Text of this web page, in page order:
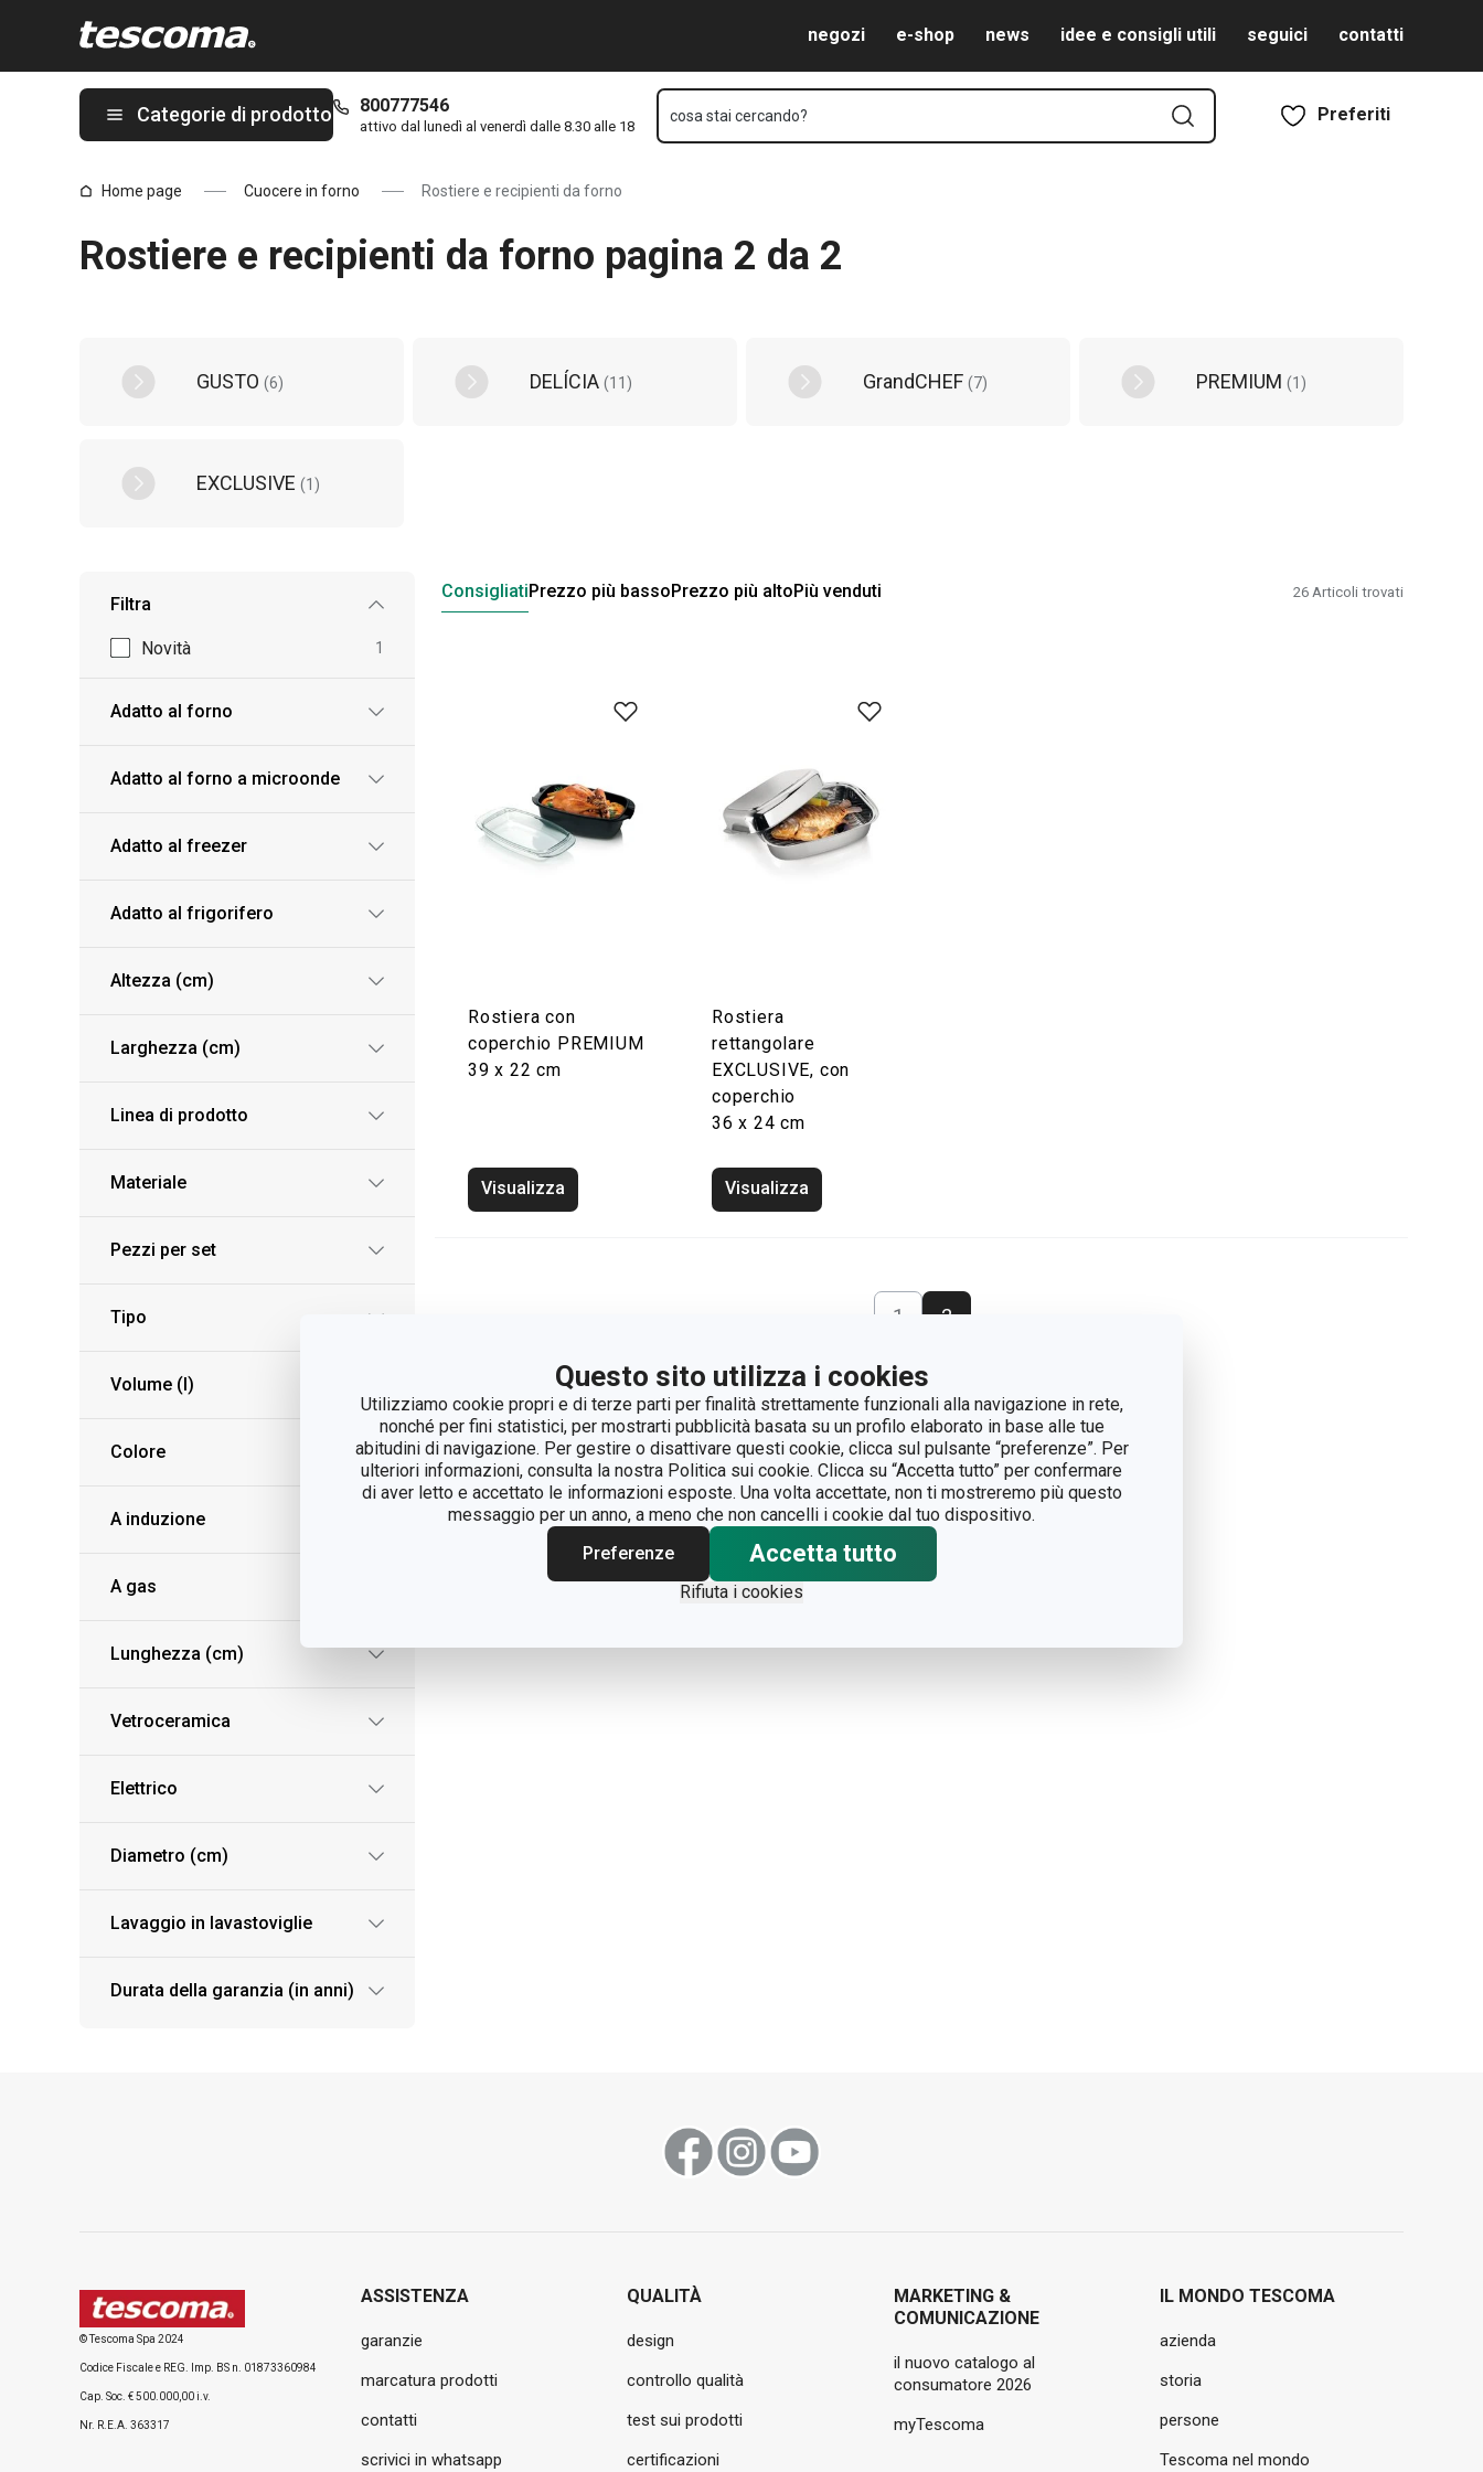
Questo sito utilizza i cookies
Utilizziamo cookie propri e di terze parti per finalità strettamente funzionali alla navigazione in rete,
nonché per fini statistici, per mostrarti pubblicità basata su un profilo elaborato in base alle tue
abitudini di navigazione. Per gestire o disattivare questi cookie, clicca sul pulsante “preferenze”. Per
ulteriori informazioni, consulta la nostra Politica sui cookie. Clicca su “Accetta tutto” per confermare
di aver letto e accettato le informazioni esposte. Una volta accettate, non ti mostreremo più questo
messaggio per un anno, a meno che non cancelli i cookie dal tuo dispositivo.
Preferenze
Accetta tutto
Rifiuta i cookies
negozi e-shop news idee e consigli utili seguici contatti
Categorie di prodotto 800777546
attivo dal lunedì al venerdì dalle 8.30 alle 18
cosa stai cercando? Preferiti
Home page Cuocere in forno Rostiere e recipienti da forno
Rostiere e recipienti da forno pagina 2 da 2
GUSTO (6) DELÍCIA (11) GrandCHEF (7) PREMIUM (1)
EXCLUSIVE (1)
Filtra
Novità 1
Adatto al forno
Adatto al forno a microonde
Adatto al freezer
Adatto al frigorifero
Altezza (cm)
Larghezza (cm)
Linea di prodotto
Materiale
Pezzi per set
Tipo
Volume (l)
Colore
A induzione
A gas
Lunghezza (cm)
Vetroceramica
Elettrico
Diametro (cm)
Lavaggio in lavastoviglie
Durata della garanzia (in anni)
ConsigliatiPrezzo più bassoPrezzo più altoPiù venduti 26 Articoli trovati
Rostiera con
coperchio PREMIUM
39 x 22 cm
Visualizza
Rostiera
rettangolare
EXCLUSIVE, con
coperchio
36 x 24 cm
Visualizza
1 2
© Tescoma Spa 2024
Codice Fiscale e REG. Imp. BS n. 01873360984
Cap. Soc. € 500.000,00 i.v.
Nr. R.E.A. 363317
ASSISTENZA
garanzie
marcatura prodotti
contatti
scrivici in whatsapp
QUALITÀ
design
controllo qualità
test sui prodotti
certificazioni
MARKETING &
COMUNICAZIONE
il nuovo catalogo al
consumatore 2026
myTescoma
IL MONDO TESCOMA
azienda
storia
persone
Tescoma nel mondo